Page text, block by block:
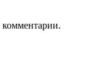
комментарии.